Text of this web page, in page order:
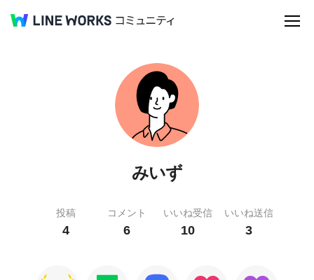
みいず
投稿
4
コメント
6
いいね受信
10
いいね送信
3